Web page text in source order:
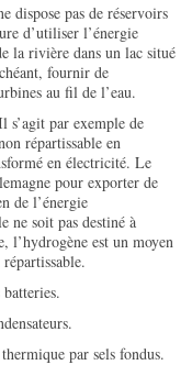
dispose pas de réservoirs
d’utiliser l’énergie
la rivière dans un lac situé
fournir de
au fil de l’eau.
s’agit par exemple de
répartissable en
en électricité. Le
pour exporter de
de l’énergie
ne soit pas destiné à
l’hydrogène est un moyen
par sels fondus.